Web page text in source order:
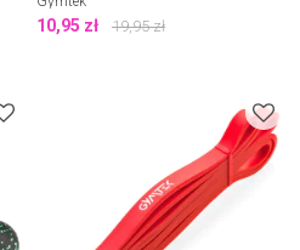
10,95 zł 19,95zł